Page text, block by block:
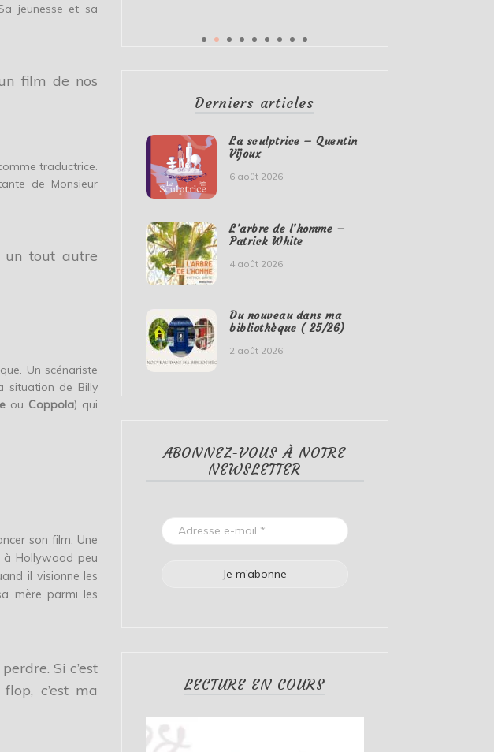
jeunesse et sa
film de nos
traductrice.
de Monsieur
un tout autre
Un scénariste
situation de Billy
ou Coppola) qui
son film. Une
à Hollywood peu
il visionne les
mère parmi les
Si c’est
c’est ma
Derniers articles
La sculptrice – Quentin
Vijoux
6 août 2026
L’arbre de l’homme –
Patrick White
4 août 2026
Du nouveau dans ma
bibliothèque ( 25/26)
2 août 2026
ABONNEZ-VOUS À NOTRE
NEWSLETTER
LECTURE EN COURS